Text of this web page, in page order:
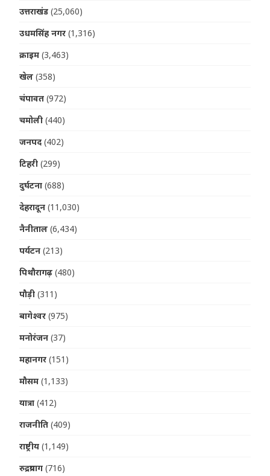
उत्तराखंड (25,060)
उधमसिंह नगर (1,316)
क्राइम (3,463)
खेल (358)
चंपावत (972)
चमोली (440)
जनपद (402)
टिहरी (299)
दुर्घटना (688)
देहरादून (11,030)
नैनीताल (6,434)
पर्यटन (213)
पिथौरागढ़ (480)
पौड़ी (311)
बागेश्वर (975)
मनोरंजन (37)
महानगर (151)
मौसम (1,133)
यात्रा (412)
राजनीति (409)
राष्ट्रीय (1,149)
रुद्रप्रयाग (716)